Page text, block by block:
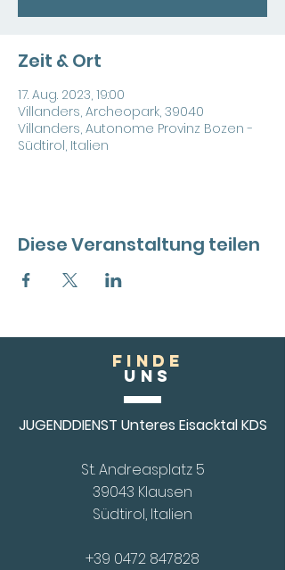
Zeit & Ort
17. Aug. 2023, 19:00
Villanders, Archeopark, 39040
Villanders, Autonome Provinz Bozen -
Südtirol, Italien
Diese Veranstaltung teilen
FINDE
Uns
JUGENDDIENST Unteres Eisacktal KDS
St. Andreasplatz 5
39043 Klausen
Südtirol, Italien
+39 0472 847828